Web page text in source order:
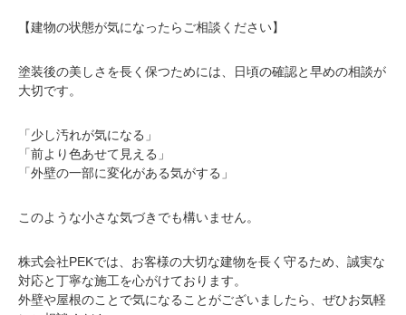
【建物の状態が気になったらご相談ください】
塗装後の美しさを長く保つためには、日頃の確認と早めの相談が
大切です。
「少し汚れが気になる」
「前より色あせて見える」
「外壁の一部に変化がある気がする」
このような小さな気づきでも構いません。
株式会社PEKでは、お客様の大切な建物を長く守るため、誠実な
対応と丁寧な施工を心がけております。
外壁や屋根のことで気になることがございましたら、ぜひお気軽